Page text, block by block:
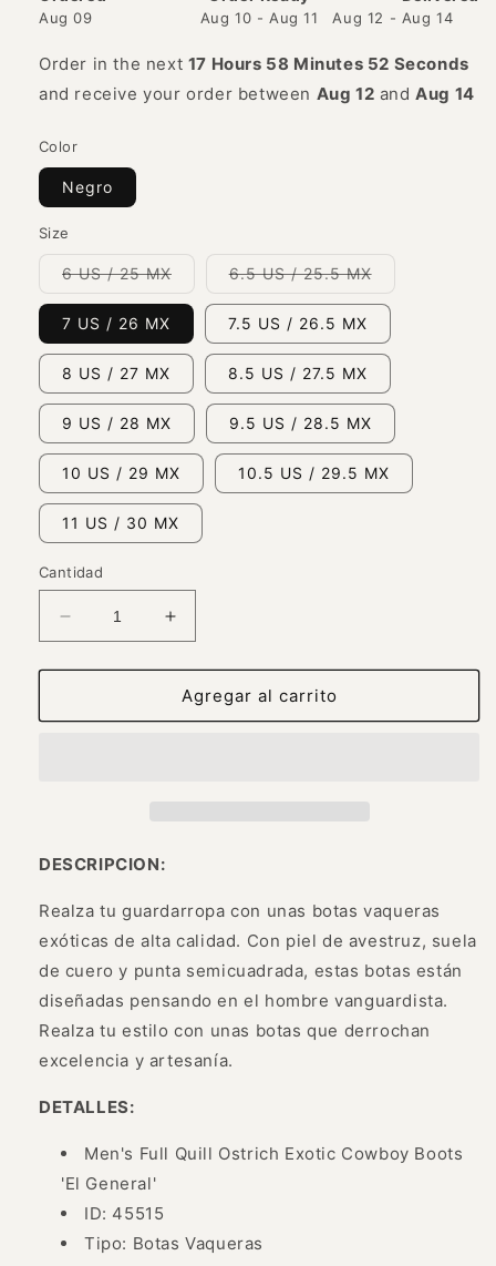
Aug 09 Aug 10 - Aug 11 Aug 12 - Aug 14
Order in the next 17 Hours 58 Minutes 52 Seconds
and receive your order between Aug 12 andAug 14
Color
Negro
Size
6 US / 25 MXVariante
agotada
o
disponible
6.5 US / 25.5 MXVariante
agotada
o
disponible
7 US / 26 MX 7.5 US / 26.5 MX
8 US / 27 MX 8.5 US / 27.5 MX
9 US / 28 MX 9.5 US / 28.5 MX
10 US / 29 MX 10.5 US / 29.5 MX
11 US / 30 MX
Cantidad
Reducir
cantidad
para
Vaqueras
Hombre
General&#39;
-
ID:
45515
Aumentar
cantidad
para
Botas
Vaqueras
General&#39;
ID:
45515
Agregar al carrito
DESCRIPCION:
Realza tu guardarropa con unas botas vaqueras
exóticas de alta calidad. Con piel de avestruz, suela
de cuero y punta semicuadrada, estas botas están
diseñadas pensando en el hombre vanguardista.
Realza tu estilo con unas botas que derrochan
excelencia y artesanía.
DETALLES:
Men's Full Quill Ostrich Exotic Cowboy Boots
'El General'
ID: 45515
Tipo: Botas Vaqueras